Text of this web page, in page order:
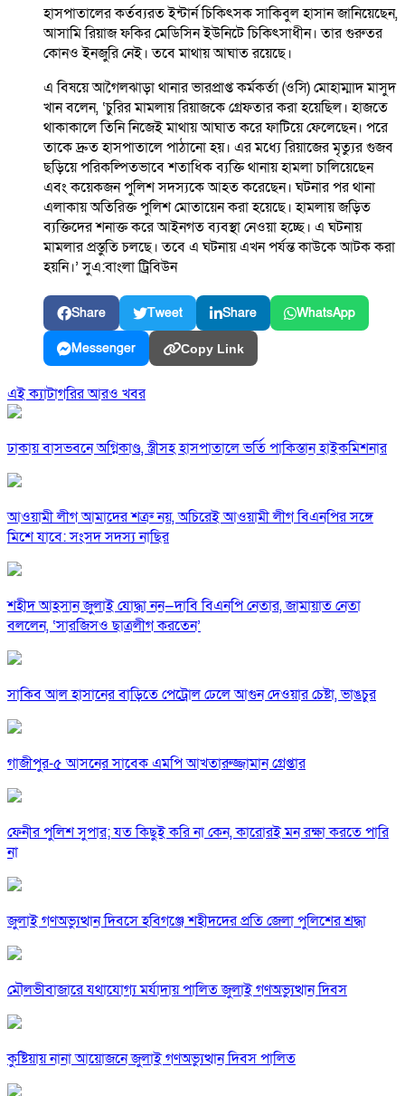
হাসপাতালের কর্তব্যরত ইন্টার্ন চিকিৎসক সাকিবুল হাসান জানিয়েছেন,
আসামি রিয়াজ ফকির মেডিসিন ইউনিটে চিকিৎসাধীন। তার গুরুতর
কোনও ইনজুরি নেই। তবে মাথায় আঘাত রয়েছে।
এ বিষয়ে আগৈলঝাড়া থানার ভারপ্রাপ্ত কর্মকর্তা (ওসি) মোহাম্মাদ মাসুদ
খান বলেন, ‘চুরির মামলায় রিয়াজকে গ্রেফতার করা হয়েছিল। হাজতে
থাকাকালে তিনি নিজেই মাথায় আঘাত করে ফাটিয়ে ফেলেছেন। পরে
তাকে দ্রুত হাসপাতালে পাঠানো হয়। এর মধ্যে রিয়াজের মৃত্যুর গুজব
ছড়িয়ে পরিকল্পিতভাবে শতাধিক ব্যক্তি থানায় হামলা চালিয়েছেন
এবং কয়েকজন পুলিশ সদস্যকে আহত করেছেন। ঘটনার পর থানা
এলাকায় অতিরিক্ত পুলিশ মোতায়েন করা হয়েছে। হামলায় জড়িত
ব্যক্তিদের শনাক্ত করে আইনগত ব্যবস্থা নেওয়া হচ্ছে। এ ঘটনায়
মামলার প্রস্তুতি চলছে। তবে এ ঘটনায় এখন পর্যন্ত কাউকে আটক করা
হয়নি।’ সুএ:বাংলা ট্রিবিউন
Share Tweet Share WhatsApp
Messenger Copy Link
এই ক্যাটাগরির আরও খবর
ঢাকায় বাসভবনে অগ্নিকাণ্ড, স্ত্রীসহ হাসপাতালে ভর্তি পাকিস্তান হাইকমিশনার
আওয়ামী লীগ আমাদের শত্রু নয়, অচিরেই আওয়ামী লীগ বিএনপির সঙ্গে
মিশে যাবে: সংসদ সদস্য নাছির
শহীদ আহসান জুলাই যোদ্ধা নন—দাবি বিএনপি নেতার, জামায়াত নেতা
বললেন, ‘সারজিসও ছাত্রলীগ করতেন’
সাকিব আল হাসানের বাড়িতে পেট্রোল ঢেলে আগুন দেওয়ার চেষ্টা, ভাঙচুর
গাজীপুর-৫ আসনের সাবেক এমপি আখতারুজ্জামান গ্রেপ্তার
ফেনীর পুলিশ সুপার; যত কিছুই করি না কেন, কারোরই মন রক্ষা করতে পারি
না
জুলাই গণঅভ্যুত্থান দিবসে হবিগঞ্জে শহীদদের প্রতি জেলা পুলিশের শ্রদ্ধা
মৌলভীবাজারে যথাযোগ্য মর্যাদায় পালিত জুলাই গণঅভ্যুত্থান দিবস
কুষ্টিয়ায় নানা আয়োজনে জুলাই গণঅভ্যুত্থান দিবস পালিত